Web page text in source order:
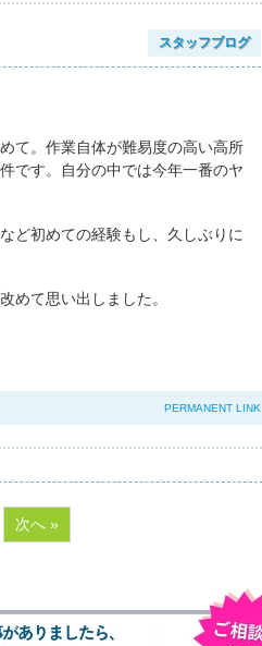
スタッフブログ
て。作業自体が難易度の高い高所
です。自分の中では今年一番のヤ
ど初めての経験もし、久しぶりに
めて思い出しました。
PERMANENT LINK
次へ »